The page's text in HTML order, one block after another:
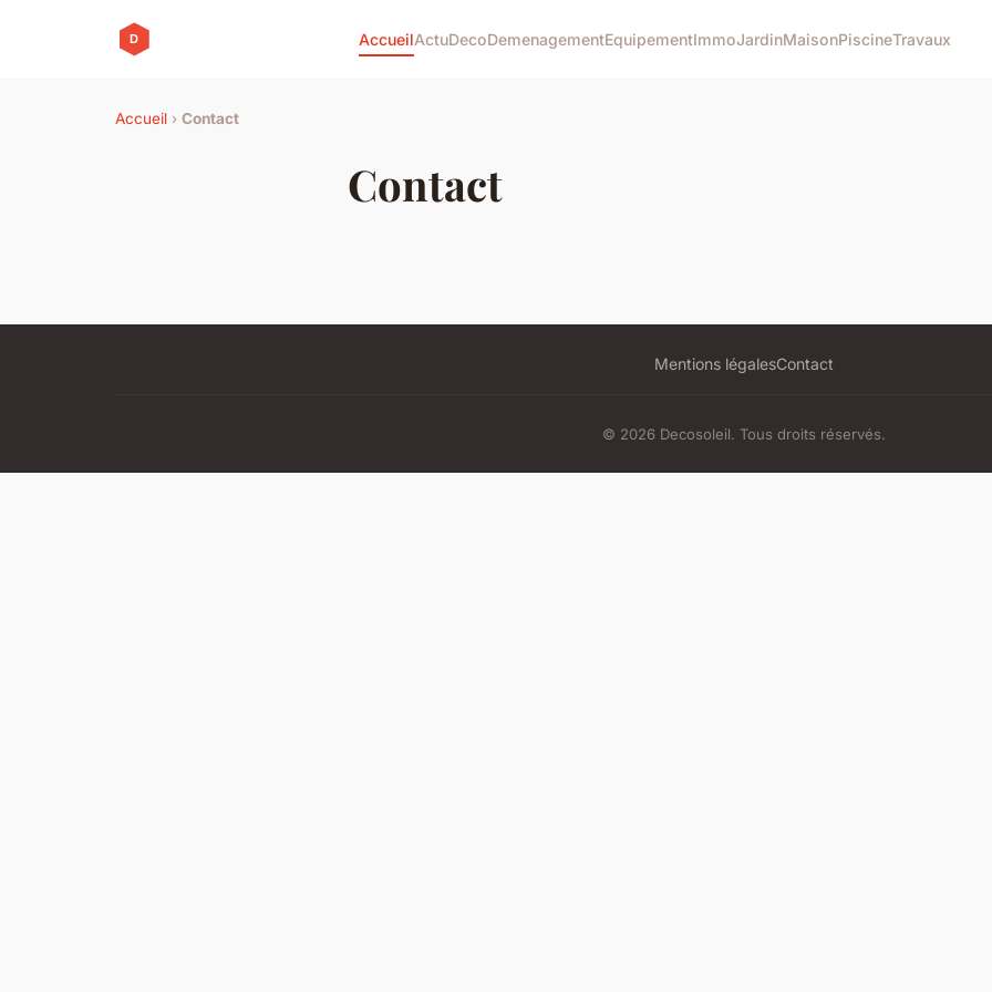
AccueilActuDecoDemenagementEquipementImmoJardinMaisonPiscineTravaux
Accueil › Contact
Contact
Mentions légalesContact
© 2026 Decosoleil. Tous droits réservés.